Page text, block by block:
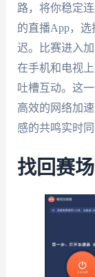
路，将你稳定
的直播App，
迟。比赛进入
在手机和电视
吐槽互动。这
高效的网络加
感的共鸣实时同
找回赛